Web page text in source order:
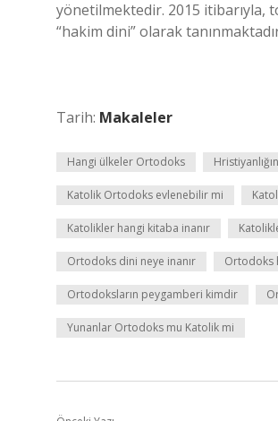
yönetilmektedir. 2015 itibarıyla,
“hakim dini” olarak
Tarih: Makaleler
Hangi ülkeler Ortodoks
Katolik Ortodoks evlenebilir mi
Katolikler hangi kitaba inanır
Ortodoks dini neye inanır Ortodoks
Ortodoksların peygamberi kimdir
Yunanlar Ortodoks mu Katolik mi